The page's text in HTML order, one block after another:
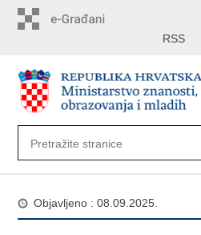
RSS
Objavljeno : 08.09.2025.